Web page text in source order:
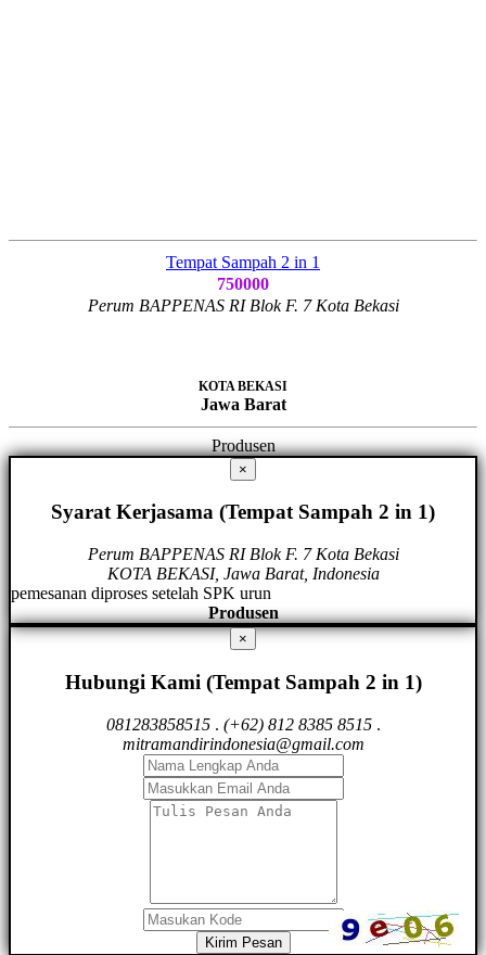
Tempat Sampah 2 in 1
750000
Perum BAPPENAS RI Blok F. 7 Kota Bekasi
KOTA BEKASI
Jawa Barat
Produsen
×
Syarat Kerjasama (Tempat Sampah 2 in 1)
Perum BAPPENAS RI Blok F. 7 Kota Bekasi
KOTA BEKASI, Jawa Barat, Indonesia
pemesanan diproses setelah SPK urun
Produsen
×
Hubungi Kami (Tempat Sampah 2 in 1)
081283858515. (+62) 812 8385 8515.
mitramandirindonesia@gmail.com
Kirim Pesan